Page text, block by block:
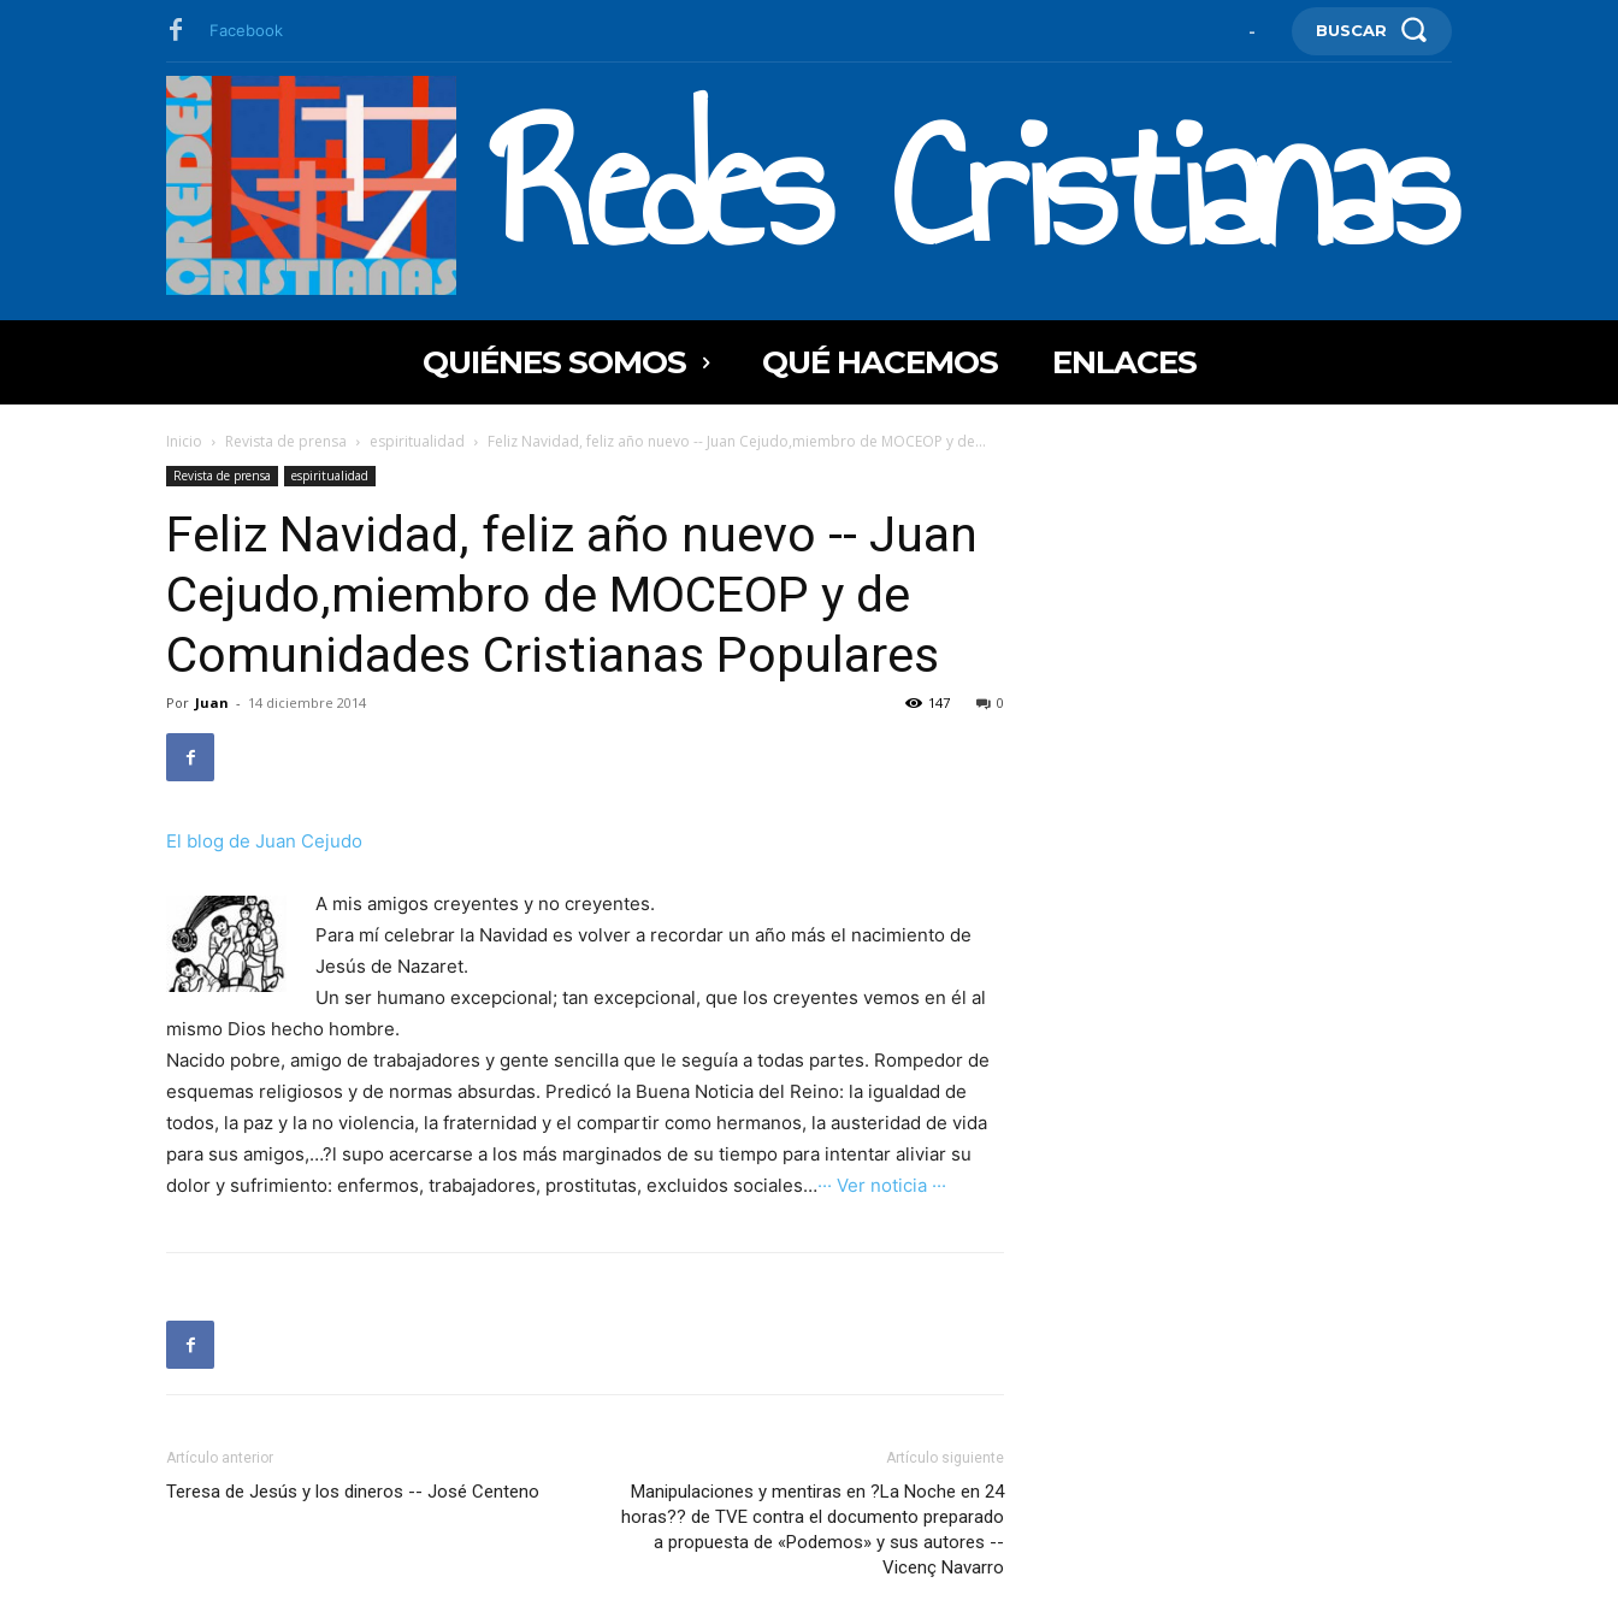
Facebook - BUSCAR
Redes Cristianas
QUIÉNES SOMOS QUÉ HACEMOS ENLACES
Inicio Revista de prensa espiritualidad Feliz Navidad, feliz año nuevo -- Juan Cejudo,miembro de MOCEOP y de...
Revista de prensa espiritualidad
Feliz Navidad, feliz año nuevo -- Juan
Cejudo,miembro de MOCEOP y de
Comunidades Cristianas Populares
Por Juan - 14 diciembre 2014 0
147
El blog de Juan Cejudo
A mis amigos creyentes y no creyentes.
Para mí celebrar la Navidad es volver a recordar un año más el nacimiento de
Jesús de Nazaret.
Un ser humano excepcional; tan excepcional, que los creyentes vemos en él al
mismo Dios hecho hombre.
Nacido pobre, amigo de trabajadores y gente sencilla que le seguía a todas partes. Rompedor de
esquemas religiosos y de normas absurdas. Predicó la Buena Noticia del Reino: la igualdad de
todos, la paz y la no violencia, la fraternidad y el compartir como hermanos, la austeridad de vida
para sus amigos,…?l supo acercarse a los más marginados de su tiempo para intentar aliviar su
dolor y sufrimiento: enfermos, trabajadores, prostitutas, excluidos sociales…··· Ver noticia ···
Artículo anterior
Teresa de Jesús y los dineros -- José Centeno
Artículo siguiente
Manipulaciones y mentiras en ?La Noche en 24
horas?? de TVE contra el documento preparado
a propuesta de «Podemos» y sus autores --
Vicenç Navarro